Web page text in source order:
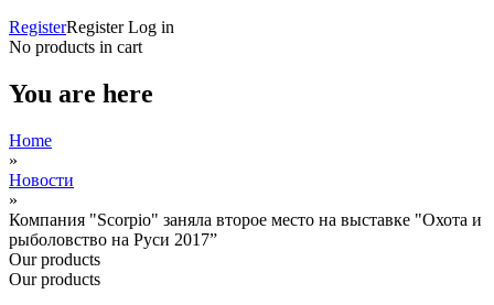
RegisterRegister Log in
No products in cart
You are here
Home
»
Новости
»
Компания "Scorpio" заняла второе место на выставке "Охота и
рыболовство на Руси 2017”
Our products
Our products